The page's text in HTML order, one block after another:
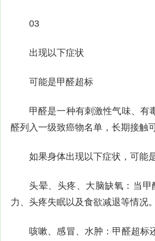
03
出现以下症状
可能是甲醛超标
甲醛是一种有刺激性气味、有
醛列入一级致癌物名单，长期接触
如果身体出现以下症状，可能
头晕、头疼、大脑缺氧：当
力、头疼失眠以及食欲减退等情况。
咳嗽、感冒、水肿：甲醛超标